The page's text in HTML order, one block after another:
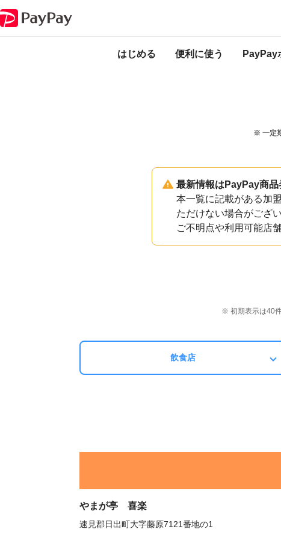
はじめる 便利に使う PayPay
※ 一定
最新情報はPayPay商品
本一覧に記載がある加
ただけない場合がござい
ご不明点や利用可能店
※ 初期表示は40
飲食店
やまが亭 喜楽
速見郡日出町大字藤原7121番地の1